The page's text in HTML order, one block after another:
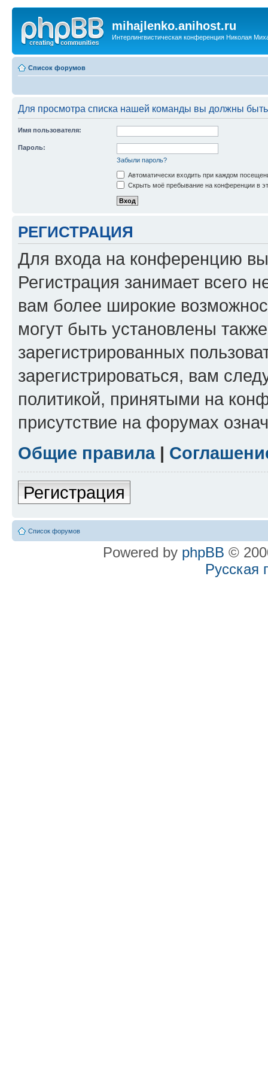
mihajlenko.anihost.ru
Интерлингвистическая конференция Николая
Список форумов
Для просмотра списка нашей команды вы должны
Имя пользователя:
Пароль:
Забыли пароль?
Автоматически входить при каждом
Скрыть моё пребывание на конференции в
РЕГИСТРАЦИЯ
Для входа на конференцию
Регистрация занимает всего
вам более широкие
могут быть установлены
зарегистрированных
зарегистрироваться, вам
политикой, принятыми на
присутствие на форумах
Общие правила|
Регистрация
Список форумов
Powered by phpBB ©
Русская